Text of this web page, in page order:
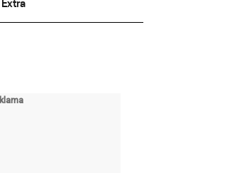
Extra